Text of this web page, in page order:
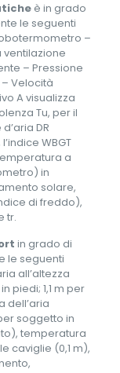
è in grado
le seguenti
–
– Pressione
Velocità
A visualizza
Tu, per il
DR
WBGT
a
in
solare,
di freddo),
tr.
in grado di
le seguenti
all’altezza
piedi; 1,1 m per
dell’aria
soggetto in
temperatura
caviglie (0,1 m),